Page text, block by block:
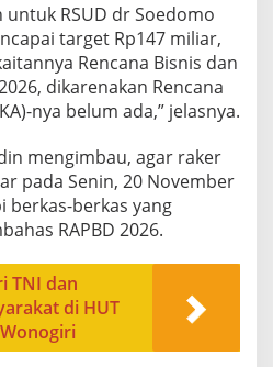
RSUD dr Soedomo
target Rp147 miliar,
Rencana Bisnis dan
dikarenakan Rencana
nya belum ada,” jelasnya.
mengimbau, agar raker
pada Senin, 20 November
berkas-berkas yang
RAPBD 2026.
TNI dan
di HUT